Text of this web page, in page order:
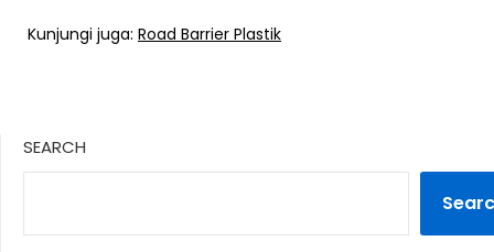
Kunjungi juga: Road Barrier Plastik
SEARCH